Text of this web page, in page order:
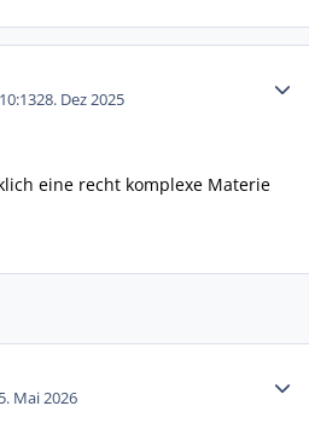
28. Dez 2025
eine recht komplexe Materie
Mai 2026